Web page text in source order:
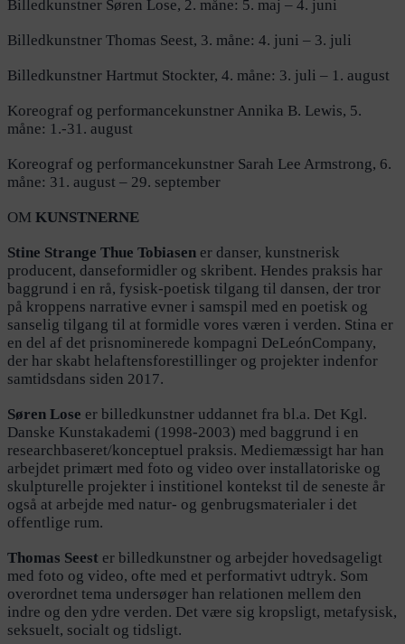
Billedkunstner Søren Lose, 2. måne: 5. maj – 4. juni
Billedkunstner Thomas Seest, 3. måne: 4. juni – 3. juli
Billedkunstner Hartmut Stockter, 4. måne: 3. juli – 1. august
Koreograf og performancekunstner Annika B. Lewis, 5.
måne: 1.-31. august
Koreograf og performancekunstner Sarah Lee Armstrong, 6.
måne: 31. august – 29. september
OM KUNSTNERNE
Stine Strange Thue Tobiasen er danser, kunstnerisk
producent, danseformidler og skribent. Hendes praksis har
baggrund i en rå, fysisk-poetisk tilgang til dansen, der tror
på kroppens narrative evner i samspil med en poetisk og
sanselig tilgang til at formidle vores væren i verden. Stina er
en del af det prisnominerede kompagni DeLeónCompany,
der har skabt helaftensforestillinger og projekter indenfor
samtidsdans siden 2017.
Søren Lose er billedkunstner uddannet fra bl.a. Det Kgl.
Danske Kunstakademi (1998-2003) med baggrund i en
researchbaseret/konceptuel praksis. Mediemæssigt har han
arbejdet primært med foto og video over installatoriske og
skulpturelle projekter i institionel kontekst til de seneste år
også at arbejde med natur- og genbrugsmaterialer i det
offentlige rum.
Thomas Seest er billedkunstner og arbejder hovedsageligt
med foto og video, ofte med et performativt udtryk. Som
overordnet tema undersøger han relationen mellem den
indre og den ydre verden. Det være sig kropsligt, metafysisk,
seksuelt, socialt og tidsligt.